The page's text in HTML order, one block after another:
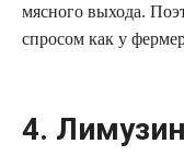
мясного выхода.
спросом как у
4. Лимузин